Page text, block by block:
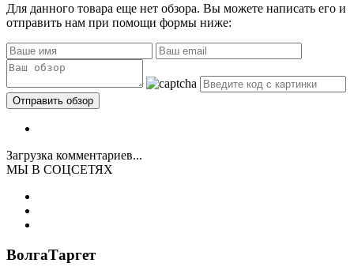
Для данного товара еще нет обзора. Вы можете написать его и
отправить нам при помощи формы ниже:
Загрузка комментариев...
МЫ В СОЦСЕТЯХ
ВолгаТаргет